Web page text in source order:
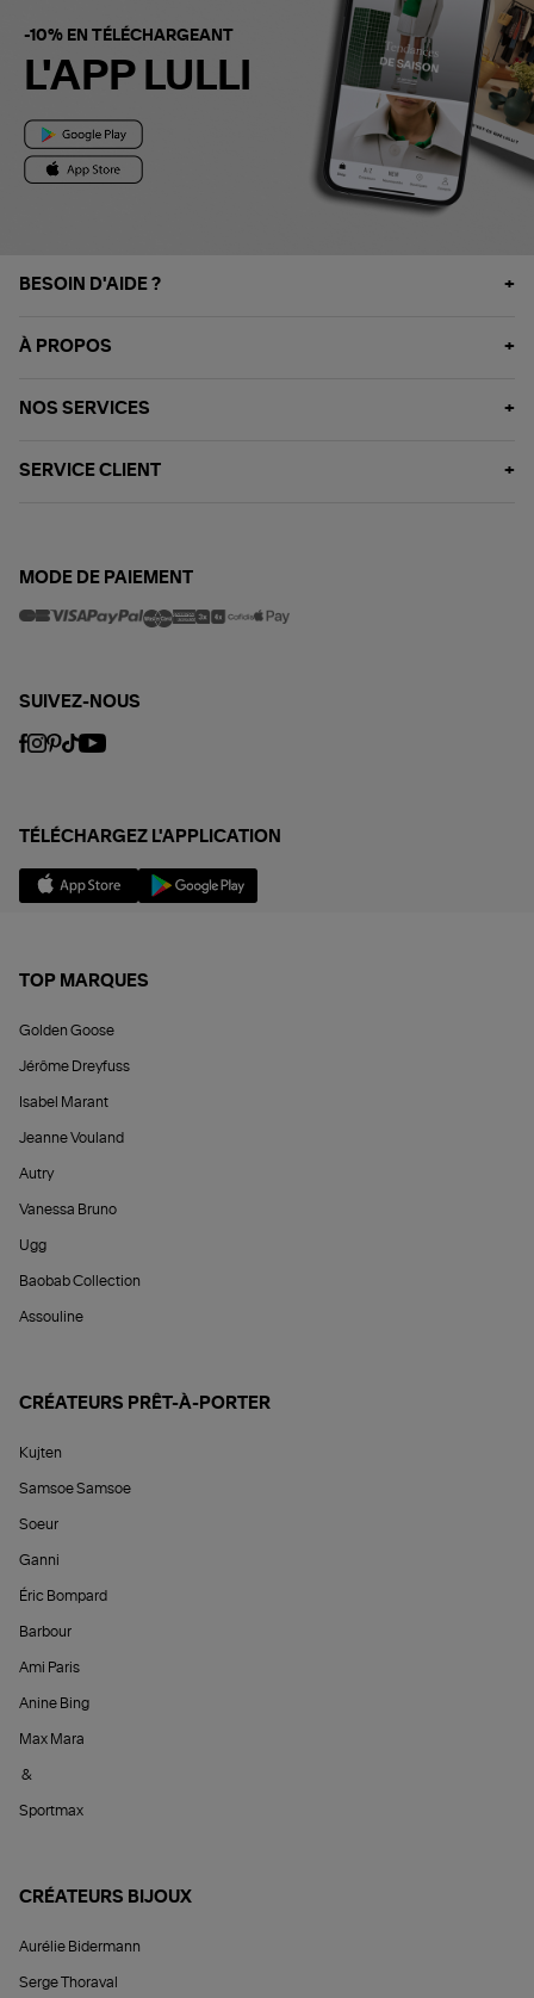
-10% EN TÉLÉCHARGEANT
L'APP LULLI
BESOIN D'AIDE ?
À PROPOS
NOS SERVICES
SERVICE CLIENT
MODE DE PAIEMENT
SUIVEZ-NOUS
TÉLÉCHARGEZ L'APPLICATION
TOP MARQUES
Golden Goose
Jérôme Dreyfuss
Isabel Marant
Jeanne Vouland
Autry
Vanessa Bruno
Ugg
Baobab Collection
Assouline
CRÉATEURS PRÊT-À-PORTER
Kujten
Samsoe Samsoe
Soeur
Ganni
Éric Bompard
Barbour
Ami Paris
Anine Bing
Max Mara
&
Sportmax
CRÉATEURS BIJOUX
Aurélie Bidermann
Serge Thoraval